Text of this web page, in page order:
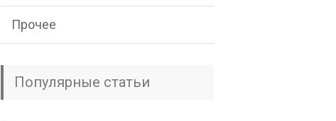
Прочее
Популярные статьи